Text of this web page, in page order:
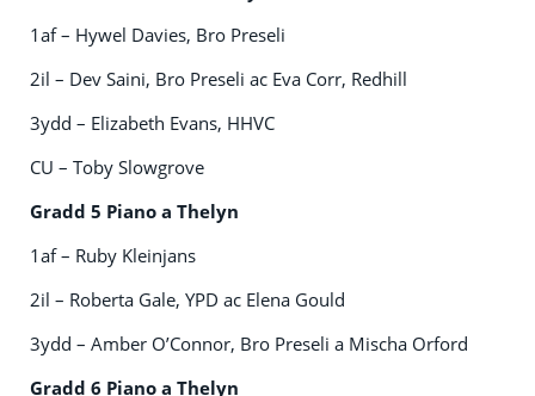
1af – Hywel Davies, Bro Preseli
2il – Dev Saini, Bro Preseli ac Eva Corr, Redhill
3ydd – Elizabeth Evans, HHVC
CU – Toby Slowgrove
Gradd 5 Piano a Thelyn
1af – Ruby Kleinjans
2il – Roberta Gale, YPD ac Elena Gould
3ydd – Amber O’Connor, Bro Preseli a Mischa Orford
Gradd 6 Piano a Thelyn